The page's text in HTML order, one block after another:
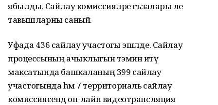
ябылды. Сайлау комиссияләре әгъзалары әле
тавышларны саный.
Уфада 436 сайлау участогы эшләде. Сайлау
процессының ачыклыгын тәэмин итү
максатында башкаланың 399 сайлау
участогында һәм 7 территориаль сайлау
комиссиясендә он-лайн видеотрансляция